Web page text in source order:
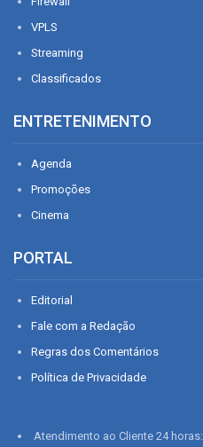
VPLS
Streaming
Classificados
ENTRETENIMENTO
Agenda
Promoções
Cinema
PORTAL
Editorial
Fale com a Redação
Regras dos Comentários
Política de Privacidade
Atendimento ao Cliente 24 horas: